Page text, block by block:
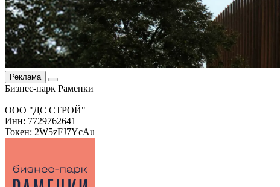
Реклама
Бизнес-парк Раменки
ООО "ДС СТРОЙ"
Инн: 7729762641
Токен: 2W5zFJ7YcAu